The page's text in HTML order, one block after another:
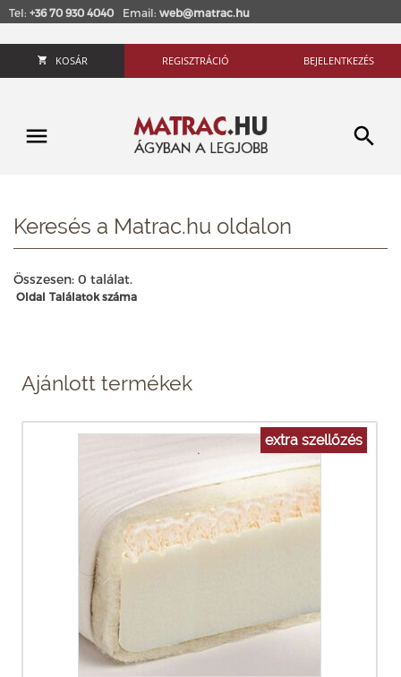
Tel: +36 70 930 4040 Email: web@matrac.hu
KOSÁR REGISZTRÁCIÓ BEJELENTKEZÉS
Keresés a Matrac.hu oldalon
Összesen: 0 találat.
Oldal Találatok száma
Ajánlott termékek
extra szellőzés